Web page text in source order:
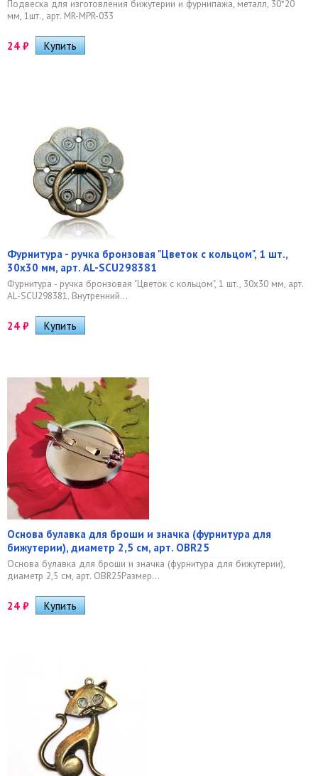
Подвеска для изготовления бижутерии и фурнипажа, металл, 30*20
мм, 1шт., арт. MR-MPR-033
24 ₽
Фурнитура - ручка бронзовая "Цветок с кольцом", 1 шт.,
30х30 мм, арт. AL-SCU298381
Фурнитура - ручка бронзовая "Цветок с кольцом", 1 шт., 30х30 мм, арт.
AL-SCU298381. Внутренний...
24 ₽
Основа булавка для броши и значка (фурнитура для
бижутерии), диаметр 2,5 см, арт. OBR25
Основа булавка для броши и значка (фурнитура для бижутерии),
диаметр 2,5 см, арт. OBR25Размер...
24 ₽